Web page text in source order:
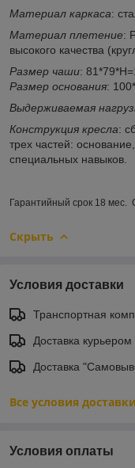
Материал каркаса:
Материал плетение:
высокого качества
Размер чаши:
Размер основания:
Выдерживаемая
Конструкция кресла:
трех частей:
специальных навыков.
Гарантийный срок 18 мес.
Скрыть
Условия доставки
Транспортная
Доставка курьером
Доставка
Все условия доставки
Условия оплаты